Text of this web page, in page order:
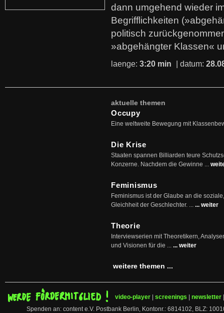
dann umgehend wieder
Begrifflichkeiten
politisch
»abgehängter Klassen«
laenge: 3:20 min | datum:
aktuelle themen
Occupy
Eine weltweite Bewegung mit
Die Krise
Staaten spannen Billiarden teure
Konzerne. Nachdem die Gewinne ...
Feminismus
Feminismus ist der Glaube an die
Gleichheit der Geschlechter. ... ... weiter
Theorie
Interviewserien mit Theoretikern,
und Visionen für die ... ... weiter
weitere themen ...
video-player screenings newsletter
Spenden an: content e.V. Postbank Berlin, Kontonr.: 6814102, BLZ: